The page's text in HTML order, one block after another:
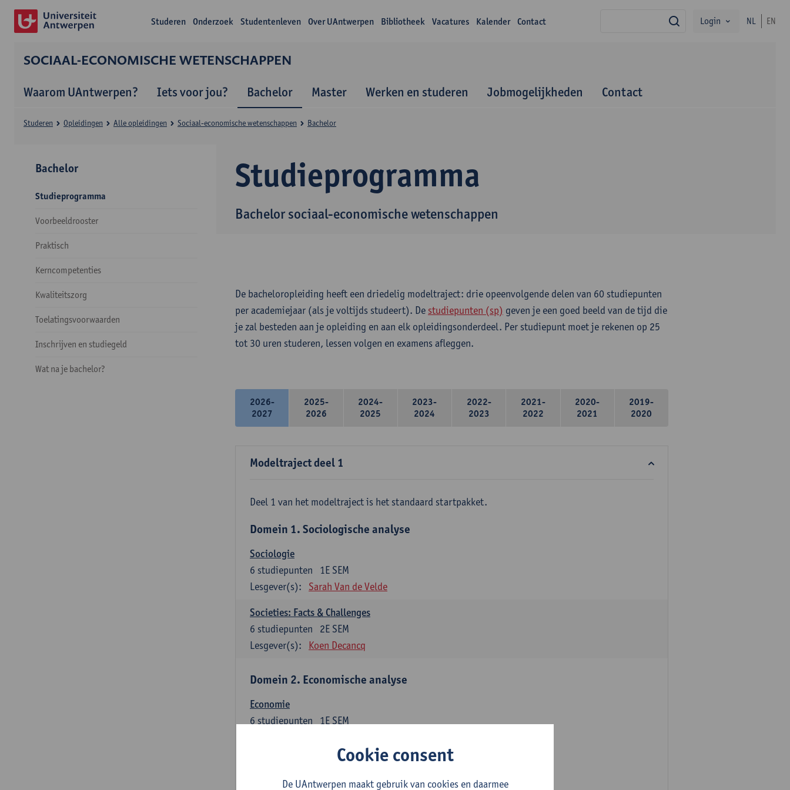
Studeren Onderzoek Studentenleven Over UAntwerpen Bibliotheek Vacatures Kalender Contact zoekLogin NL EN
SOCIAAL-ECONOMISCHE WETENSCHAPPEN
Waarom UAntwerpen? Iets voor jou? Bachelor Master Werken en studeren Jobmogelijkheden Contact
Studieprogramma
Bachelor sociaal-economische wetenschappen
Studeren Opleidingen Alle opleidingen Sociaal-economische wetenschappen Bachelor
Bachelor
Studieprogramma
Voorbeeldrooster
Praktisch
Kerncompetenties
Kwaliteitszorg
Toelatingsvoorwaarden
Inschrijven en studiegeld
Wat na je bachelor?
De bacheloropleiding heeft een driedelig modeltraject: drie opeenvolgende delen van 60 studiepunten
per academiejaar (als je voltijds studeert). De studiepunten (sp) geven je een goed beeld van de tijd die
je zal besteden aan je opleiding en aan elk opleidingsonderdeel. Per studiepunt moet je rekenen op 25
tot 30 uren studeren, lessen volgen en examens afleggen.
2026-
2027
2025-
2026
2024-
2025
2023-
2024
2022-
2023
2021-
2022
2020-
2021
2019-
2020
Modeltraject deel 1
Deel 1 van het modeltraject is het standaard startpakket.
Domein 1. Sociologische analyse
Sociologie
1E SEM
6 studiepunten
Lesgever(s):
Sarah Van de Velde
Societies: Facts & Challenges
2E SEM
6 studiepunten
Lesgever(s):
Koen Decancq
Domein 2. Economische analyse
Economie
1E SEM
6 studiepunten
Cookie consent
De UAntwerpen maakt gebruik van cookies en daarmee